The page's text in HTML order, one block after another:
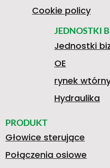
JEDNOSTKI
Jednostki
OE
rynek
Hydraulika
PRODUKT
Głowice sterujące
Połączenia osiowe
Cookie policy